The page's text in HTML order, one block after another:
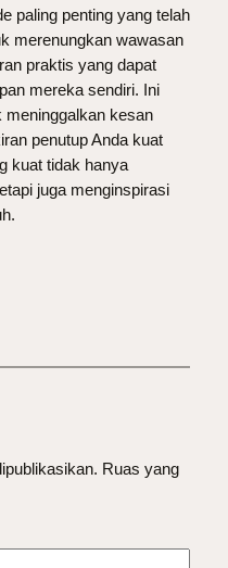
paling penting yang telah
merenungkan wawasan
praktis yang dapat
mereka sendiri. Ini
meninggalkan kesan
penutup Anda kuat
kuat tidak hanya
juga menginspirasi
Ruas yang